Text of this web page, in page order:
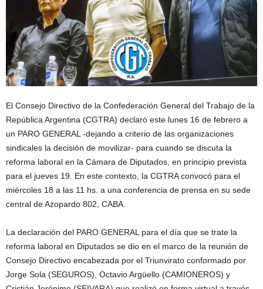
El Consejo Directivo de la Confederación General del Trabajo de la
República Argentina (CGTRA) declaró este lunes 16 de febrero a
un PARO GENERAL -dejando a criterio de las organizaciones
sindicales la decisión de movilizar- para cuando se discuta la
reforma laboral en la Cámara de Diputados, en principio prevista
para el jueves 19. En este contexto, la CGTRA convocó para el
miércoles 18 a las 11 hs. a una conferencia de prensa en su sede
central de Azopardo 802, CABA.
La declaración del PARO GENERAL para el día que se trate la
reforma laboral en Diputados se dio en el marco de la reunión de
Consejo Directivo encabezada por el Triunvirato conformado por
Jorge Sola (SEGUROS), Octavio Argüello (CAMIONEROS) y